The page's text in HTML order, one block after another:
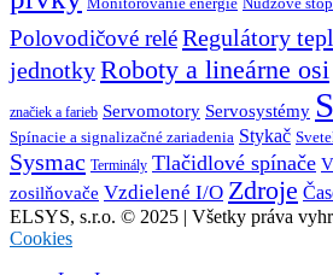
Polovodičové reléRegulátory
jednotkyRoboty a lineárne osi
značiek a farieb Servomotory Servosystémy
Spínacie a signalizačné zariadenia Stykač
Sysmac Terminály Tlačidlové spínače
zosilňovače Vzdielené I/O Zdroje
ELSYS, s.r.o. © 2025 | Všetky práva
Cookies